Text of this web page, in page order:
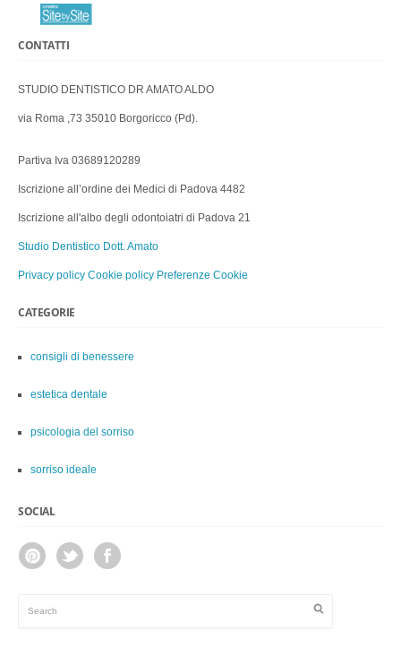
CONTATTI
STUDIO DENTISTICO DR AMATO ALDO
via Roma ,73 35010 Borgoricco (Pd).
Partiva Iva 03689120289
Iscrizione all’ordine dei Medici di Padova 4482
Iscrizione all'albo degli odontoiatri di Padova 21
Studio Dentistico Dott. Amato
Privacy policy Cookie policy Preferenze Cookie
CATEGORIE
consigli di benessere
estetica dentale
psicologia del sorriso
sorriso ideale
SOCIAL